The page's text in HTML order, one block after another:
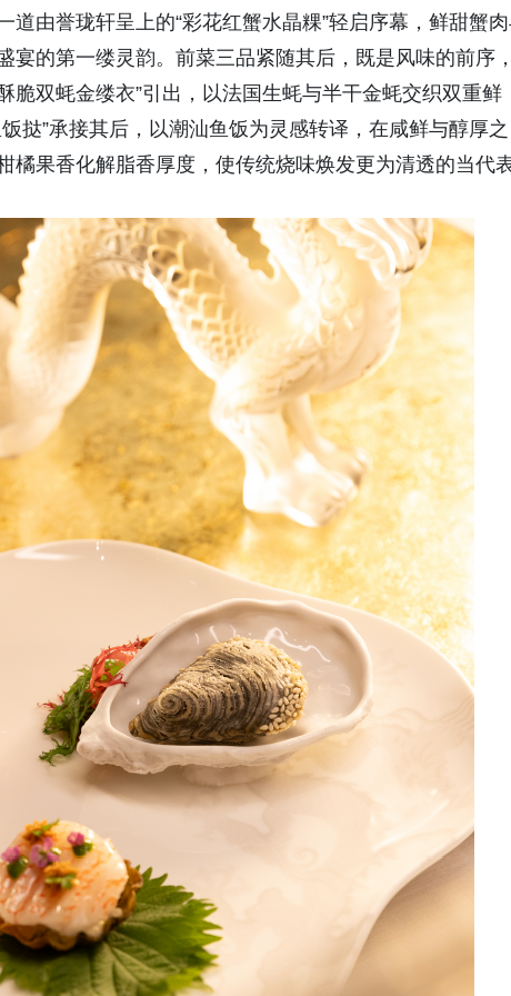
由誉珑轩呈上的“彩花红蟹水晶粿”轻启序幕，鲜甜蟹
的第一缕灵韵。前菜三品紧随其后，既是风味的前序，
脆双蚝金缕衣”引出，以法国生蚝与半干金蚝交织双重鲜
挞”承接其后，以潮汕鱼饭为灵感转译，在咸鲜与醇厚之
橘果香化解脂香厚度，使传统烧味焕发更为清透的当代